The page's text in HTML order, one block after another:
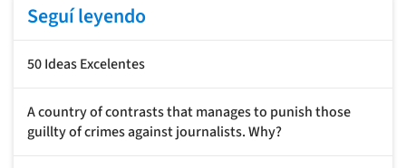
Seguí leyendo
50 Ideas Excelentes
A country of contrasts that manages to punish those
guillty of crimes against journalists. Why?